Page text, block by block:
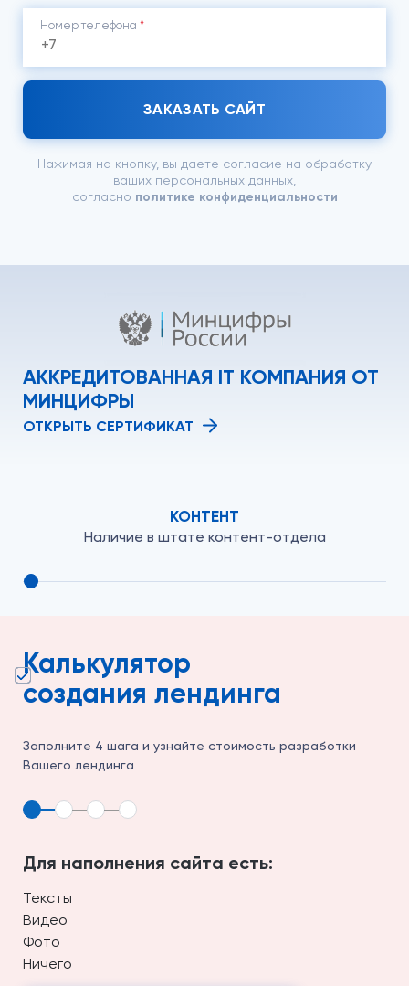
Номер телефона *
ЗАКАЗАТЬ САЙТ
Нажимая на кнопку, вы даете согласие на обработку
ваших персональных данных,
согласно политике конфиденциальности
АККРЕДИТОВАННАЯ IT КОМПАНИЯ ОТ
МИНЦИФРЫ
ОТКРЫТЬ СЕРТИФИКАТ
КОНТЕНТ
Наличие в штате контент-отдела
Калькулятор
создания лендинга
Заполните 4 шага и узнайте стоимость разработки
Вашего лендинга
Для наполнения сайта есть:
Тексты
Видео
Фото
Ничего